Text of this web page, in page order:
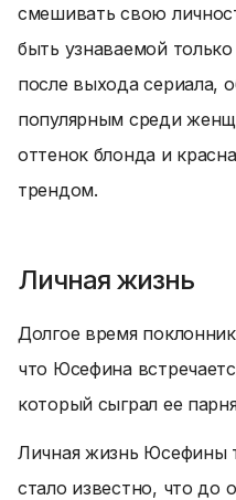
смешивать свою
быть узнаваемой
после выхода сериала,
популярным среди
оттенок блонда и
трендом.
Личная жизнь
Долгое время
что Юсефина
который сыграл ее
Личная жизнь Юсефины
стало известно, что до